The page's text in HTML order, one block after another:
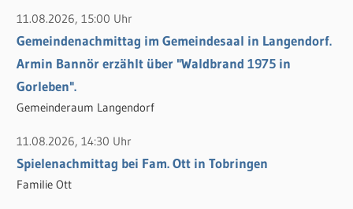
11.08.2026, 15:00 Uhr
Gemeindenachmittag im Gemeindesaal in Langendorf.
Armin Bannör erzählt über "Waldbrand 1975 in
Gorleben".
Gemeinderaum Langendorf
11.08.2026, 14:30 Uhr
Spielenachmittag bei Fam. Ott in Tobringen
Familie Ott